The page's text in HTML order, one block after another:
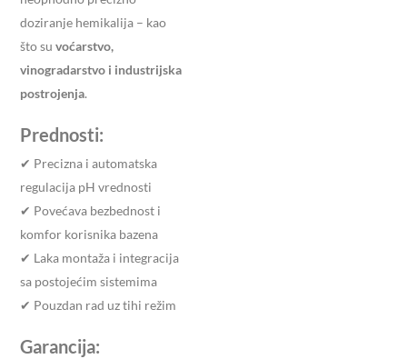
doziranje hemikalija – kao
što su voćarstvo,
vinogradarstvo i industrijska
postrojenja.
Prednosti:
✔ Precizna i automatska
regulacija pH vrednosti
✔ Povećava bezbednost i
komfor korisnika bazena
✔ Laka montaža i integracija
sa postojećim sistemima
✔ Pouzdan rad uz tihi režim
Garancija: